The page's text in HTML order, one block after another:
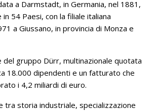
a Darmstadt, in Germania, nel 1881,
54 Paesi, con la filiale italiana
a Giussano, in provincia di Monza e
del gruppo Dürr, multinazionale quotata
18.000 dipendenti e un fatturato che
i 4,2 miliardi di euro.
tra storia industriale, specializzazione